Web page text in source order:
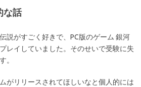
な話
説がすごく好きで、PC版のゲーム 銀河
レイしていました。そのせいで受験に失
。
がリリースされてほしいなと個人的には